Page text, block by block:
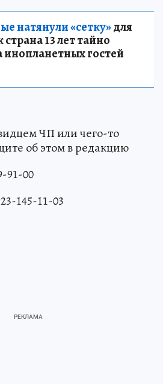
натянули «сетку»для
13 лет тайно
инопланетных гостей
ЧП или чего-то
об этом в редакцию
91-00
145-11-03